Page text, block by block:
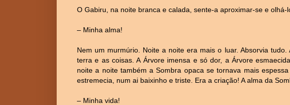
O Gabiru, na noite branca e calada, sente-a aproximar-se e olhá-
– Minha alma!
Nem um murmúrio. Noite a noite era mais o luar. Absorvia
terra e as coisas. A Árvore imensa e só dor, a Árvore
noite a noite também a Sombra opaca se tornava mais
estremecia, num ai baixinho e triste. Era a criação! A alma da
– Minha vida!